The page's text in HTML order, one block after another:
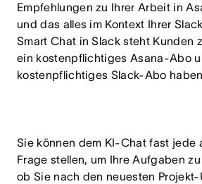
Empfehlungen zu Ihrer Arbeit in
und das alles im Kontext Ihrer
Smart Chat in Slack steht Kunden
ein kostenpflichtiges Asana-Abo
kostenpflichtiges Slack-Abo
Sie können dem KI-Chat fast jede
Frage stellen, um Ihre Aufgaben
ob Sie nach den neuesten